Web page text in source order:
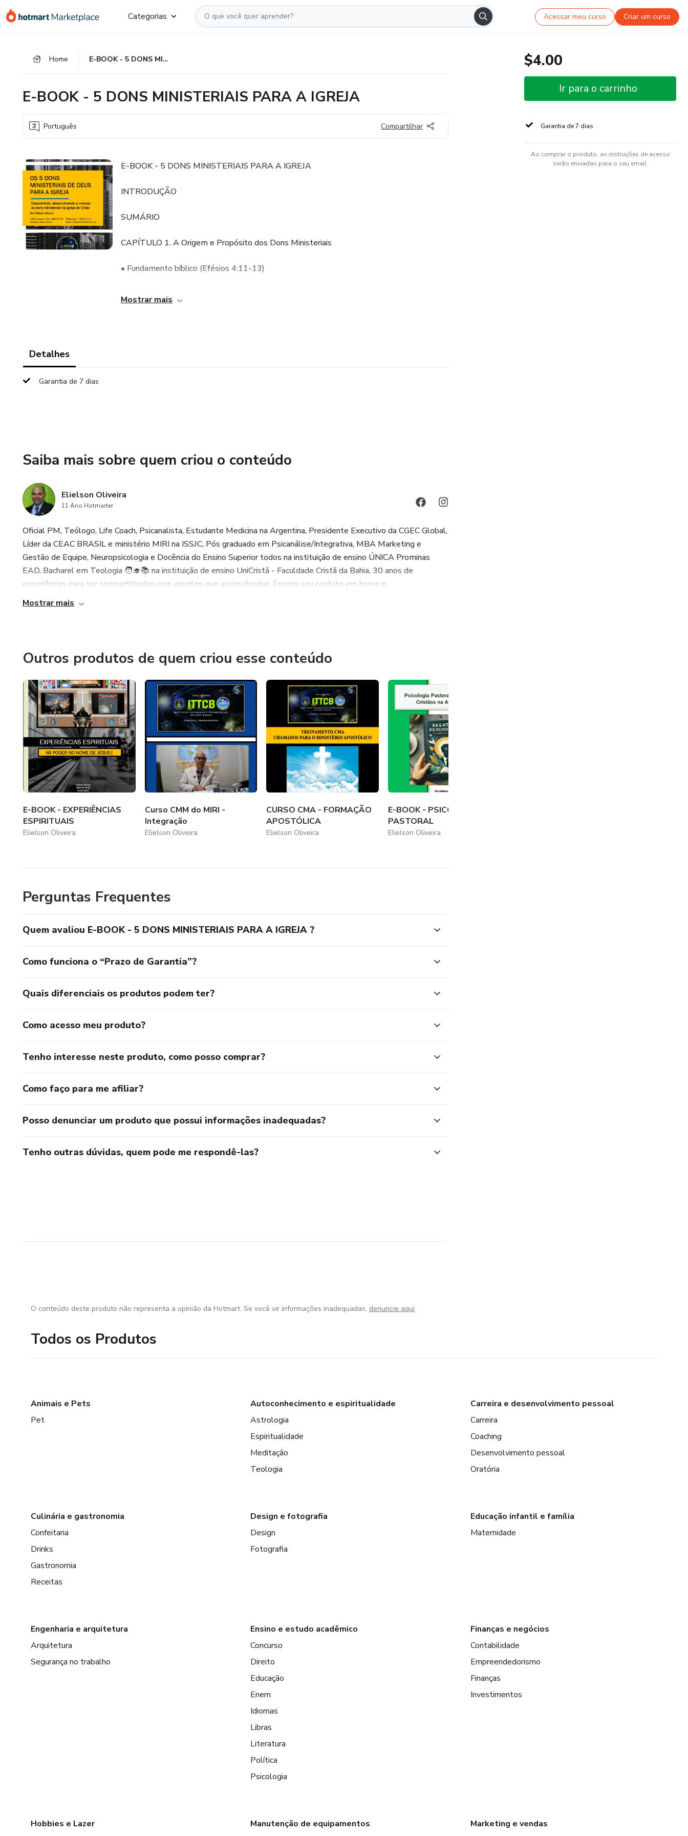
para
para
para
Categorias Acessar meu curso Criar um curso
Home E-BOOK - 5 DONS MINISTERIAIS PARA A IGREJA
E-BOOK - 5 DONS MINISTERIAIS PARA A IGREJA
Português Compartilhar
E-BOOK - 5 DONS MINISTERIAIS PARA A IGREJA
INTRODUÇÃO
SUMÁRIO
CAPÍTULO 1. A Origem e Propósito dos Dons Ministeriais
• Fundamento bíblico (Efésios 4:11-13)
• Por que Cristo concedeu esses dons à Igreja
• A função específica de cada dom (apóstolo, profeta, evangelista,
• Características de um apóstolo hoje
• Desafios e responsabilidades de um ministério apostólico
CAPÍTULO 4. O Dom Profético: Voz de Deus para a Geração
• A importância da maturidade e do caráter no exercício desse dom
CAPÍTULO 5. Desenvolvendo os Dons Ministeriais no Contexto da Igreja
• Como identificar, ativar e discipular pessoas com chamados
ministeriais
• O papel da liderança no acompanhamento desses dons
• Evitando abusos e promovendo uma cultura de serviço e humildade
Mostrar mais
Detalhes
Garantia de 7 dias
Saiba mais sobre quem criou o conteúdo
Elielson Oliveira
11 Ano Hotmarter
Oficial PM, Teólogo, Life Coach, Psicanalista, Estudante Medicina na Argentina, Presidente Executivo da CGEC Global,
Líder da CEAC BRASIL e ministério MIRI na ISSJC, Pós graduado em Psicanálise/Integrativa, MBA Marketing e
Gestão de Equipe, Neuropsicologia e Docência do Ensino Superior todos na instituição de ensino ÚNICA Prominas
EAD, Bacharel em Teologia 🧑‍🎓📚 na instituição de ensino UniCristã - Faculdade Cristã da Bahia, 30 anos de
experiências para ser compartilhadas com aqueles que assim desejar. Espero seu contato em breve n...
Mostrar mais
Outros produtos de quem criou esse conteúdo
E-BOOK - EXPERIÊNCIAS
ESPIRITUAIS
Elielson Oliveira
Curso CMM do MIRI -
Integração
Elielson Oliveira
CURSO CMA - FORMAÇÃO
APOSTÓLICA
Elielson Oliveira
E-BOOK - PSICOLOGIA
PASTORAL
Elielson Oliveira
Perguntas Frequentes
Quem avaliou E-BOOK - 5 DONS MINISTERIAIS PARA A IGREJA ?
Como funciona o “Prazo de Garantia”?
Quais diferenciais os produtos podem ter?
Como acesso meu produto?
Tenho interesse neste produto, como posso comprar?
Como faço para me afiliar?
Posso denunciar um produto que possui informações inadequadas?
Tenho outras dúvidas, quem pode me respondê-las?
$4.00
Ir para o carrinho
Garantia de 7 dias
Ao comprar o produto, as instruções de acesso
serão enviadas para o seu email.
O conteúdo deste produto não representa a opinião da Hotmart. Se você vir informações inadequadas, denuncie aqui
Todos os Produtos
Animais e Pets
Pet
Autoconhecimento e espiritualidade
Astrologia
Espiritualidade
Meditação
Teologia
Carreira e desenvolvimento pessoal
Carreira
Coaching
Desenvolvimento pessoal
Oratória
Culinária e gastronomia
Confeitaria
Drinks
Gastronomia
Receitas
Design e fotografia
Design
Fotografia
Educação infantil e família
Maternidade
Engenharia e arquitetura
Arquitetura
Segurança no trabalho
Ensino e estudo acadêmico
Concurso
Direito
Educação
Enem
Idiomas
Libras
Literatura
Política
Psicologia
Finanças e negócios
Contabilidade
Empreendedorismo
Finanças
Investimentos
Hobbies e Lazer
Manutenção de equipamentos
Marketing e vendas